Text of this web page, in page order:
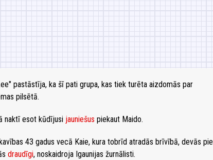
pastāstīja, ka šī pati grupa, kas tiek turēta aizdomās par
pilsētā.
naktī esot kūdījusi jauniešus piekaut Maido.
43 gadus vecā Kaie, kura tobrīd atradās brīvībā, devās pie
draudīgi, noskaidroja Igaunijas žurnālisti.